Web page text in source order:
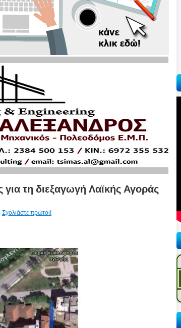
τη διεξαγωγή Λαϊκής Αγοράς
Σχολιάστε πρώτοι!